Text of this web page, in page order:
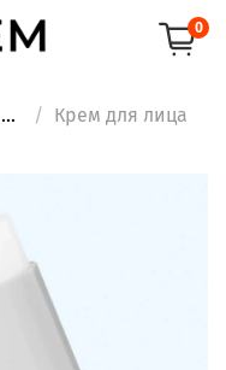
0
... Крем для лица